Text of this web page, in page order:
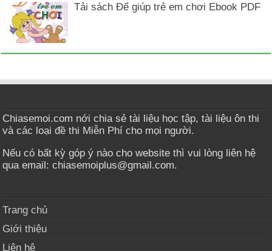
Tải sách Để giúp trẻ em chơi Ebook PDF
Chiasemoi.com nới chia sẻ tài liệu học tập, tài liệu ôn thi
và các loại đề thi Miễn Phí cho mọi người.
Nếu có bất kỳ góp ý nào cho website thì vui lòng liên hệ
qua email: chiasemoiplus@gmail.com.
Trang chủ
Giới thiệu
Liên hệ